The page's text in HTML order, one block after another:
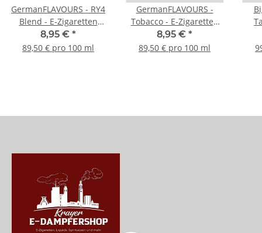
GermanFLAVOURS - RY4
Blend - E-Zigaretten
Liquid 3mg/ml
8,95 € *
89,50 € pro 100 ml
GermanFLAVOURS -
Tobacco - E-Zigaretten
Liquid 3mg/ml
8,95 € *
89,50 € pro 100 ml